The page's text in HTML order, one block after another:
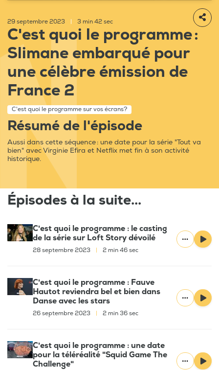
29 septembre 2023 3 min 42 sec
C'est quoi le programme :
Slimane embarqué pour
une célèbre émission de
France 2
C'est quoi le programme sur vos écrans?
Résumé de l'épisode
Aussi dans cette séquence : une date pour la série "Tout va
bien" avec Virginie Efira et Netflix met fin à son activité
historique.
Épisodes à la suite...
C'est quoi le programme : le casting
de la série sur Loft Story dévoilé
28 septembre 2023 2 min 46 sec
C'est quoi le programme : Fauve
Hautot reviendra bel et bien dans
Danse avec les stars
26 septembre 2023 2 min 36 sec
C'est quoi le programme : une date
pour la téléréalité "Squid Game The
Challenge"